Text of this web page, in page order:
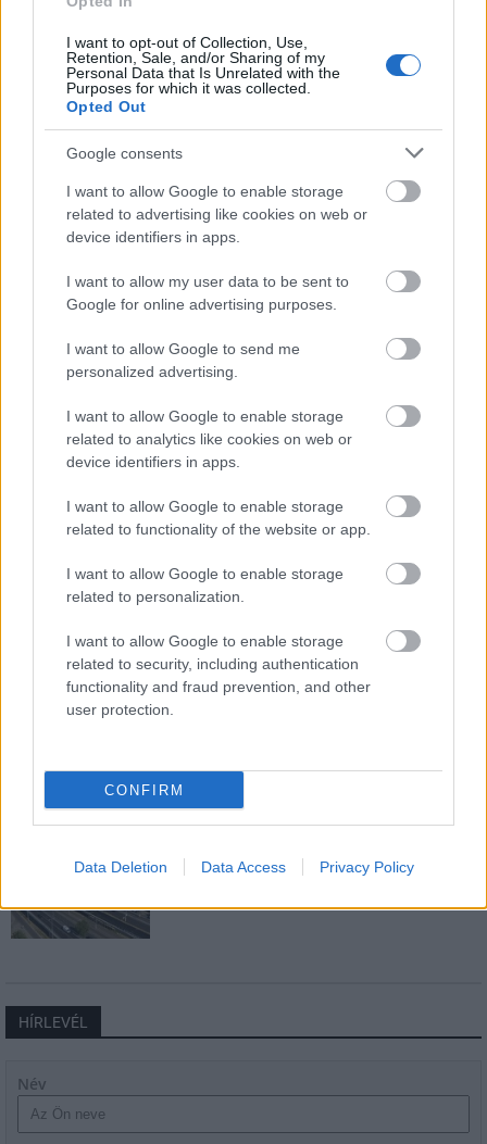
I want to opt-out of Collection, Use,
Retention, Sale, and/or Sharing of my
Personal Data that Is Unrelated with the
Purposes for which it was collected.
Opted Out
Google consents
I want to allow Google to enable storage
related to advertising like cookies on web or
device identifiers in apps.
I want to allow my user data to be sent to
Google for online advertising purposes.
I want to allow Google to send me
personalized advertising.
I want to allow Google to enable storage
related to analytics like cookies on web or
device identifiers in apps.
I want to allow Google to enable storage
related to functionality of the website or app.
I want to allow Google to enable storage
related to personalization.
I want to allow Google to enable storage
related to security, including authentication
functionality and fraud prevention, and other
user protection.
CONFIRM
Data Deletion Data Access Privacy Policy
műemlékfelújítás műemlék restaurálás
Történelmi táj, amelynek minden köve mesél –
megújul a tatai Angolkert
műemlékek, köztük a különleges Műromok, valamint a közeli
Várkanyarban álló Nepomuki Szent János híd és szobor is.
M1 bővítés: már zajlik a teljesen új
Bicske Kelet csomópont építése
csomópont épül Angyalföldön
iskoláját
Flórián téri felüljárón
HÍRLEVÉL
Név